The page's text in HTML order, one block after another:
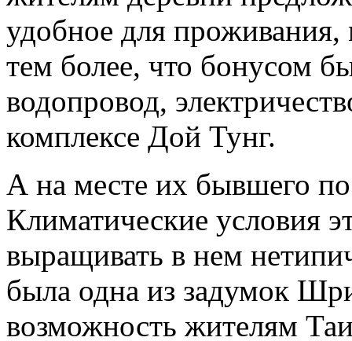
удобное для
тем более, что бонусом
водопровод,
комплексе Дой Тунг.
А на месте их бывшего
Климатические условия
выращивать в нем
была одна из задумок
возможность жителям